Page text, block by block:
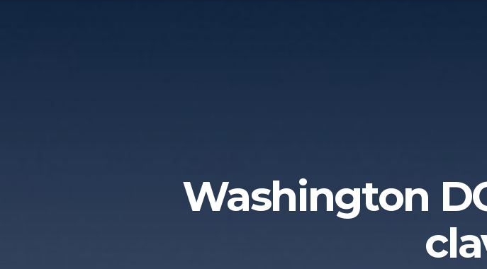
Washington